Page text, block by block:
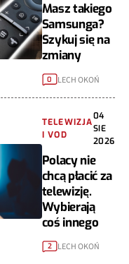
Masz takiego
Samsunga?
Szykuj się na
zmiany
0 LECH OKOŃ
TELEWIZJA
I VOD
04
SIE
2026
Polacy nie
chcą płacić za
telewizję.
Wybierają
coś innego
2 LECH OKOŃ